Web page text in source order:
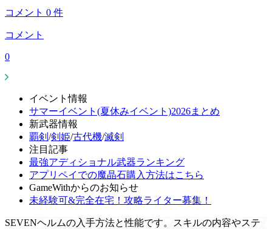
コメント 0 件
コメント
0
イベント情報
サマーイベント(夏休みイベント)2026まとめ
新武器情報
覇剣 /剣姫/古代機/滅剣
注目記事
最強アディショナル武器ランキング
アプリペイでの魔晶石購入方法はこちら
GameWithからのお知らせ
未経験可&完全在宅！攻略ライター募集！
SEVENヘルムの入手方法と性能です。スキルの内容やステ